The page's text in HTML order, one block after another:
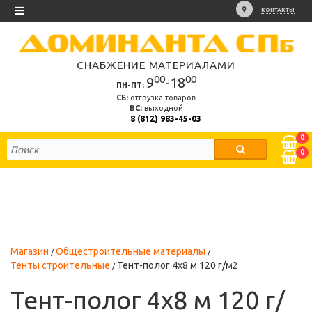
КОНТАКТЫ
СНАБЖЕНИЕ МАТЕРИАЛАМИ
ПН-ПТ: 900-1800
СБ: отгрузка товаров
ВС:выходной
8 (812) 983-45-03
0
0
Магазин
Общестроительные материалы
Тенты строительные
Тент-полог 4х8 м 120 г/м2
Тент-полог 4х8 м 120 г/